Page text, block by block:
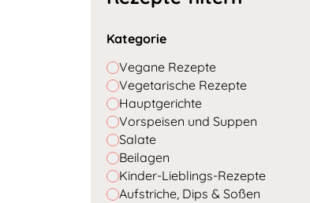
Kategorie
Vegane Rezepte
Vegetarische Rezepte
Hauptgerichte
Vorspeisen und Suppen
Salate
Beilagen
Kinder-Lieblings-Rezepte
Aufstriche, Dips & Soßen